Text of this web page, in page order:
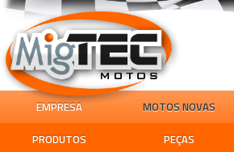
EMPRESA MOTOS NOVAS
PRODUTOS
PEÇAS